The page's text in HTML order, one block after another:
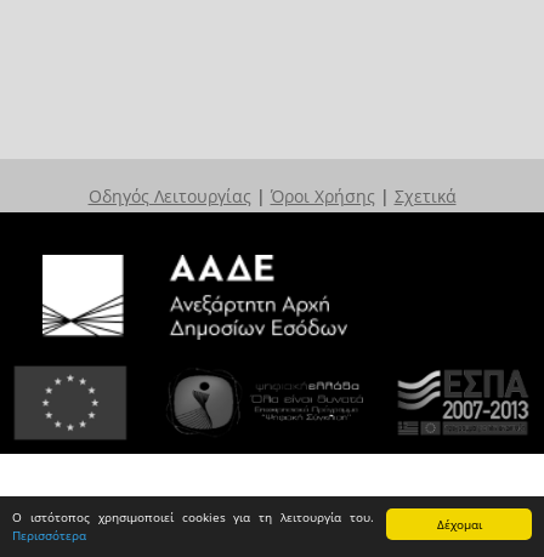
Δέχομαι
Ο ιστότοπος χρησιμοποιεί cookies για τη λειτουργία του.
Περισσότερα
Οδηγός Λειτουργίας | Όροι Χρήσης | Σχετικά